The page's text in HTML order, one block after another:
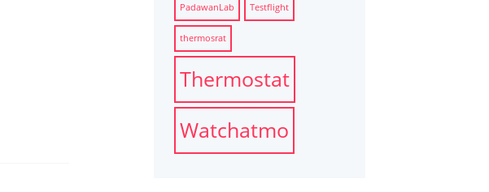
PadawanLab Testflight
thermosrat
Thermostat
Watchatmo